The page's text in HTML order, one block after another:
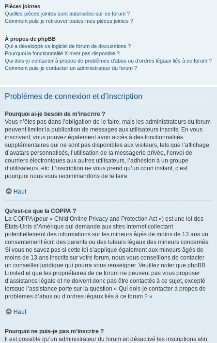
Pièces jointes
Quelles pièces jointes sont autorisées sur ce forum ?
Comment puis-je retrouver toutes mes pièces jointes ?
À propos de phpBB
Qui a développé ce logiciel de forum de discussions ?
Pourquoi la fonctionnalité X n’est pas disponible ?
Qui dois-je contacter à propos de problèmes d’abus ou d’ordres légaux liés à ce forum ?
Comment puis-je contacter un administrateur du forum ?
Problèmes de connexion et d’inscription
Pourquoi ai-je besoin de m’inscrire ?
Vous n’êtes pas dans l’obligation de le faire, mais les administrateurs du forum
peuvent limiter la publication de messages aux utilisateurs inscrits. En vous
inscrivant, vous pouvez également avoir accès à des fonctionnalités
supplémentaires qui ne sont pas disponibles aux visiteurs, tels que l’affichage
d’avatars personnalisés, l’utilisation de la messagerie privée, l’envoi de
courriers électroniques aux autres utilisateurs, l’adhésion à un groupe
d’utilisateurs, etc. L’inscription ne vous prend qu’un court instant, c’est
pourquoi nous vous recommandons de le faire.
Haut
Qu’est-ce que la COPPA ?
La COPPA (pour « Child Online Privacy and Protection Act ») est une loi des
États-Unis d’Amérique qui demande aux sites internet collectant
potentiellement des informations sur les mineurs âgés de moins de 13 ans un
consentement écrit des parents ou des tuteurs légaux des mineurs concernés.
Si vous ne savez pas si cette loi s’applique également aux mineurs âgés de
moins de 13 ans inscrits sur votre forum, nous vous conseillons de contacter
un conseiller juridique qui pourra vous renseigner. Veuillez noter que phpBB
Limited et que les propriétaires de ce forum ne peuvent pas vous proposer
d’assistance légale et ne doivent donc pas être contactés à ce sujet, excepté
lorsque l’assistance porte sur la question « Qui dois-je contacter à propos de
problèmes d’abus ou d’ordres légaux liés à ce forum ? ».
Haut
Pourquoi ne puis-je pas m’inscrire ?
Il est possible qu’un administrateur du forum ait désactivé les inscriptions afin